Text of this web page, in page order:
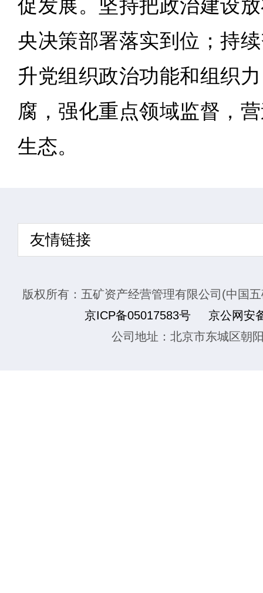
促发展。坚持把政治建设
央决策部署落实到位；持
升党组织政治功能和组织
腐，强化重点领域监督，
生态。
友情链接
版权所有：五矿资产经营管理有限公司(中国
京ICP备05017583号
京公网安
公司地址：北京市东城区朝